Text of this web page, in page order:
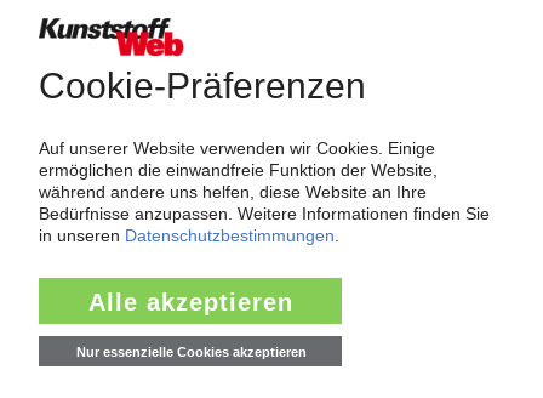
Force Majeure in der Kunststoffindustrie
Fragen und Antworten: Was Kunst­stoff­verarbeiter wissen müssen,
wenn der Lieferant nicht mehr liefert – Informationen zum
Jetzt lesen